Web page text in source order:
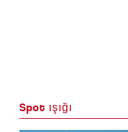
Spot ışığı